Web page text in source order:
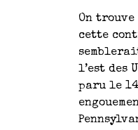
On
cette
l’est des
paru le